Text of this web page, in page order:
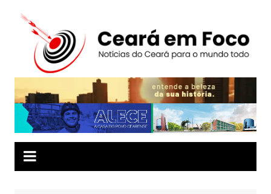
conteúdo